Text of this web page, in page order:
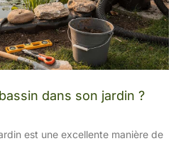
dans son jardin ?
est une excellente manière de